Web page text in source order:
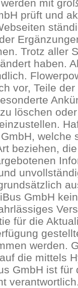
mit
prüft und
Trotz aller
haben.
vor, Teile
löschen
welche
beziehen,
GmbH
für die
werden.
die mittels
GmbH ist für